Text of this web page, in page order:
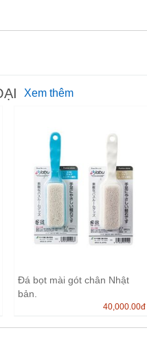
Xem thêm
Đá bọt mài gót chân Nhật
bản.
40,000.00đ